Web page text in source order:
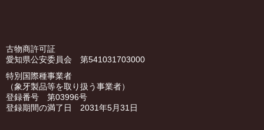
古物商許可証
愛知県公安委員会 第541031703000
特別国際種事業者
（象牙製品等を取り扱う事業者）
登録番号 第03996号
登録期間の満了日 2031年5月31日